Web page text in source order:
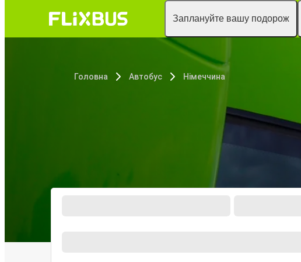
Заплануйте вашу подорож
Головна Автобус Німеччина